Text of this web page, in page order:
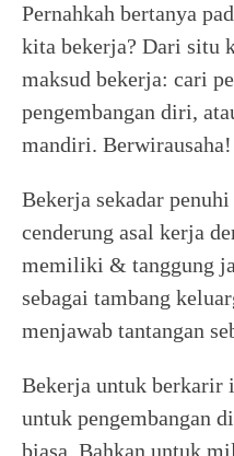
Pernahkah bertanya
kita bekerja? Dari situ
maksud bekerja: cari
pengembangan diri,
mandiri. Berwirausaha!
Bekerja sekadar
cenderung asal kerja
memiliki & tanggung
sebagai tambang
menjawab tantangan
Bekerja untuk berkarir
untuk pengembangan
biasa. Bahkan untuk